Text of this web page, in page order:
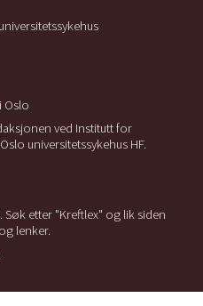
Oslo
ved Institutt for
universitetssykehus HF.
etter "Kreftlex" og lik siden
lenker.